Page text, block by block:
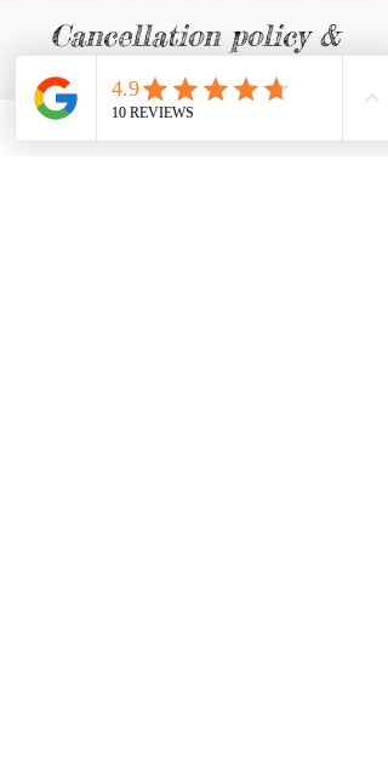
Cancellation policy &
refund guidelines
Online shop